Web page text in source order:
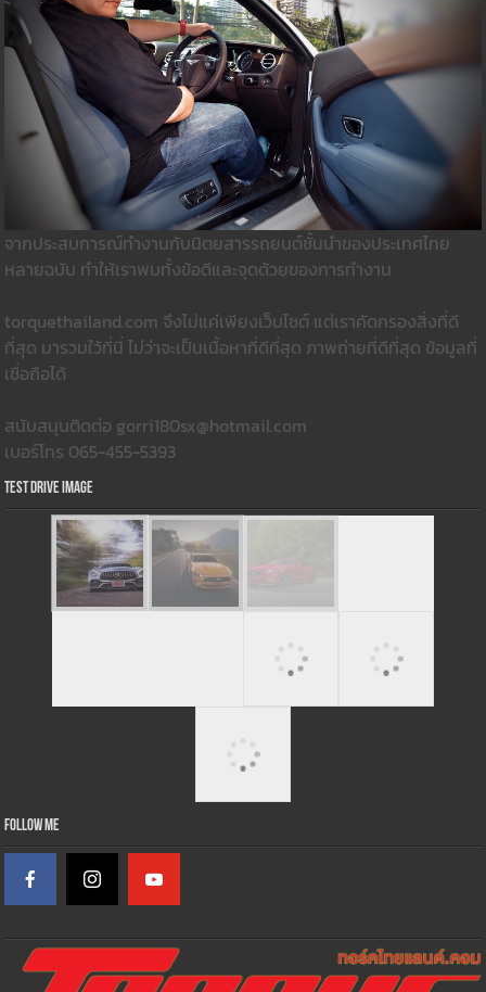
จากประสบการณ์ทำงานกับนิตยสารรถยนต์ชั้นนำของประเทศไทย
หลายฉบับ ทำให้เราพบทั้งข้อดีและจุดด้วยของการทำงาน
torquethailand.com จึงไม่แค่เพียงเว็บไซต์ แต่เราคัดกรองสิ่งที่ดี
ที่สุด มารวมใว้ที่นี่ ไม่ว่าจะเป็นเนื้อหาที่ดีที่สุด ภาพถ่ายที่ดีที่สุด ข้อมูลที่
เชื่อถือได้
สนับสนุนติดต่อ gorri180sx@hotmail.com
เบอร์โทร 065-455-5393
Test Drive Image
Follow Me